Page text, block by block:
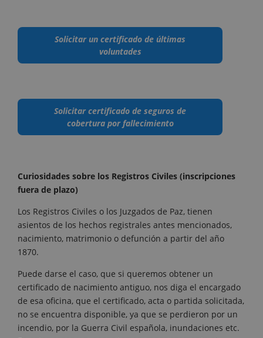
Solicitar un certificado de últimas
voluntades
Solicitar certificado de seguros de
cobertura por fallecimiento
Curiosidades sobre los Registros Civiles (inscripciones
fuera de plazo)
Los Registros Civiles o los Juzgados de Paz, tienen
asientos de los hechos registrales antes mencionados,
nacimiento, matrimonio o defunción a partir del año
1870.
Puede darse el caso, que si queremos obtener un
certificado de nacimiento antiguo, nos diga el encargado
de esa oficina, que el certificado, acta o partida solicitada,
no se encuentra disponible, ya que se perdieron por un
incendio, por la Guerra Civil española, inundaciones etc.